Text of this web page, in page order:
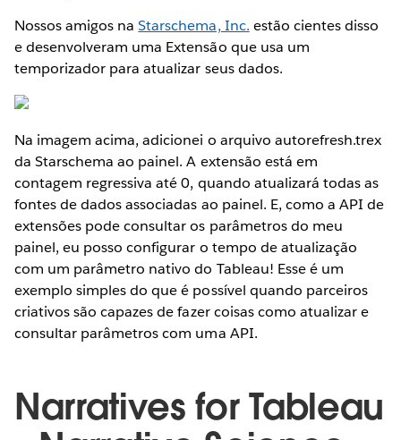
Nossos amigos naStarschema, Inc. estão cientes disso
e desenvolveram uma Extensão que usa um
temporizador para atualizar seus dados.
Na imagem acima, adicionei o arquivo autorefresh.trex
da Starschema ao painel. A extensão está em
contagem regressiva até 0, quando atualizará todas as
fontes de dados associadas ao painel. E, como a API de
extensões pode consultar os parâmetros do meu
painel, eu posso configurar o tempo de atualização
com um parâmetro nativo do Tableau! Esse é um
exemplo simples do que é possível quando parceiros
criativos são capazes de fazer coisas como atualizar e
consultar parâmetros com uma API.
Narratives for Tableau